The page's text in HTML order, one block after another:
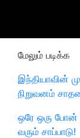
மேலும் படிக்க
இந்தியாவின்
நிறுவனம்
ஒரே ஒரு போன்
வரும் சாப்பாடு!